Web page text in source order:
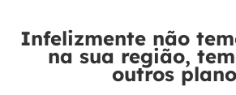
Infelizmente não
na sua região,
outros